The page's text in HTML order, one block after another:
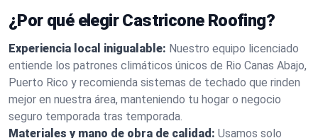
¿Por qué elegir Castricone Roofing?
Experiencia local inigualable: Nuestro equipo licenciado
entiende los patrones climáticos únicos de Rio Canas Abajo,
Puerto Rico y recomienda sistemas de techado que rinden
mejor en nuestra área, manteniendo tu hogar o negocio
seguro temporada tras temporada.
Materiales y mano de obra de calidad: Usamos solo